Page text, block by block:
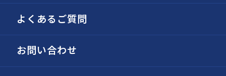
よくあるご質問
お問い合わせ